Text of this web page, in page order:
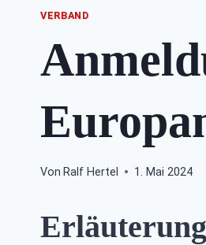
VERBAND
Von Ralf Hertel 1. Mai 2024